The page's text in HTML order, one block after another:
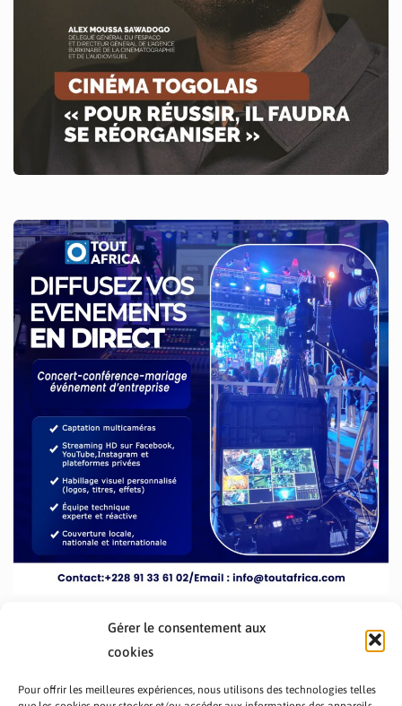
Gérer le consentement aux
cookies
Pour offrir les meilleures expériences, nous utilisons des technologies telles